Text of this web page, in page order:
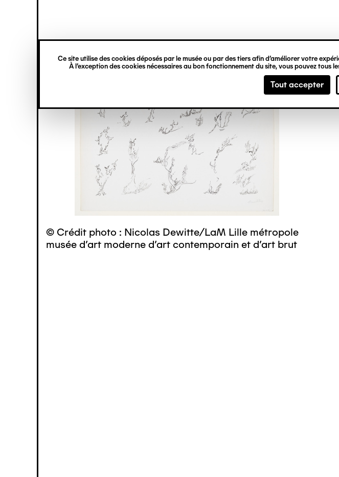
Ce site utilise des cookies déposés par le musée ou par des tiers afin d’améliorer votre
À l’exception des cookies nécessaires au bon fonctionnement du site, vous pouvez tous
Tout accepter
principal
verticale
© Crédit photo : Nicolas Dewitte/LaM Lille métropole
musée d’art moderne d’art contemporain et d’art brut